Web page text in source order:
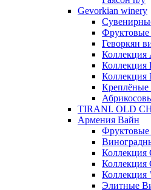
Gevorkian winery
Фруктовые
Геворкян
Креплёные
TIRANI. OLD
Армения Вайн
Фруктовые
Коллекция
Элитные